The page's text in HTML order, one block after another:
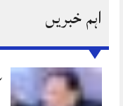
اہم خبریں